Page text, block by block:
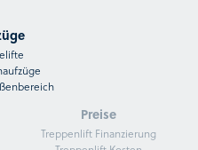
Preise
Treppenlift Finanzierung